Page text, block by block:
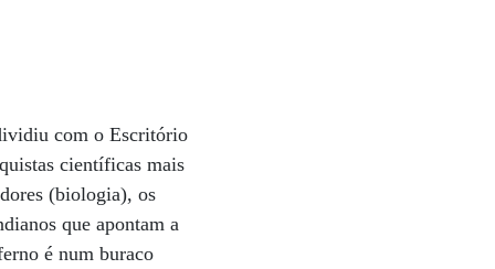
com o Escritório
científicas mais
(biologia), os
que apontam a
é num buraco